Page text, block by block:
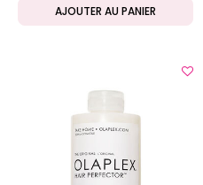
AJOUTER AU PANIER